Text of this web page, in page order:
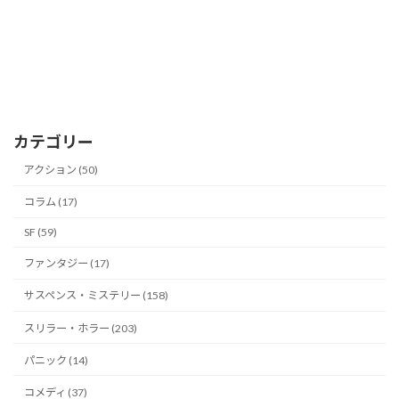
カテゴリー
アクション (50)
コラム (17)
SF (59)
ファンタジー (17)
サスペンス・ミステリー (158)
スリラー・ホラー (203)
パニック (14)
コメディ (37)